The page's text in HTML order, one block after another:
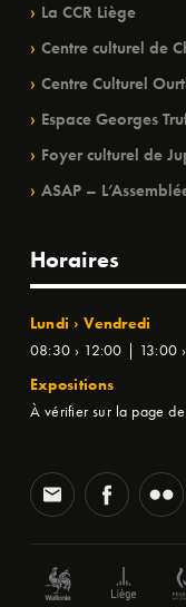
La CCR Liège
Centre culturel de
Centre Culturel
Espace Georges
Foyer culturel de
ASAP –
Horaires
Lundi › Vendredi
08:30 › 12:00 | 13:00
Expositions
À vérifier sur la page